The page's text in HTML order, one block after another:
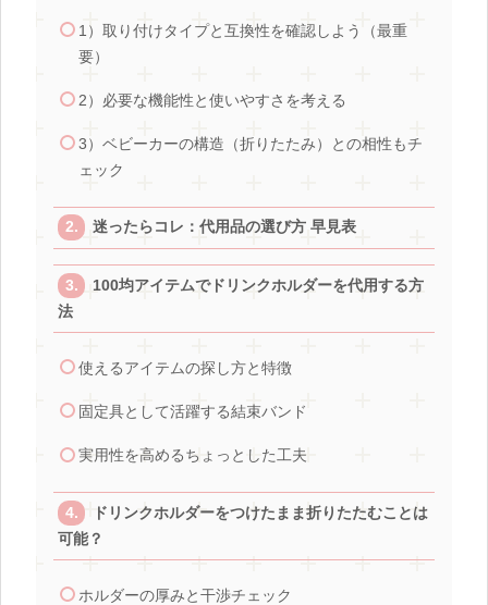
1）取り付けタイプと互換性を確認しよう（最重
要）
2）必要な機能性と使いやすさを考える
3）ベビーカーの構造（折りたたみ）との相性もチ
ェック
迷ったらコレ：代用品の選び方 早見表
100均アイテムでドリンクホルダーを代用する方
法
使えるアイテムの探し方と特徴
固定具として活躍する結束バンド
実用性を高めるちょっとした工夫
ドリンクホルダーをつけたまま折りたたむことは
可能？
ホルダーの厚みと干渉チェック